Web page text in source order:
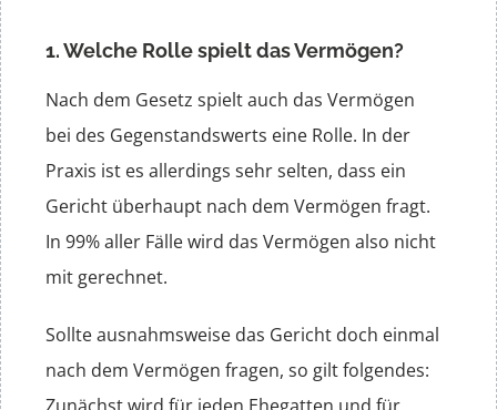
1. Welche Rolle spielt das Vermögen?
Nach dem Gesetz spielt auch das Vermögen
bei des Gegenstandswerts eine Rolle. In der
Praxis ist es allerdings sehr selten, dass ein
Gericht überhaupt nach dem Vermögen fragt.
In 99% aller Fälle wird das Vermögen also nicht
mit gerechnet.
Sollte ausnahmsweise das Gericht doch einmal
nach dem Vermögen fragen, so gilt folgendes: